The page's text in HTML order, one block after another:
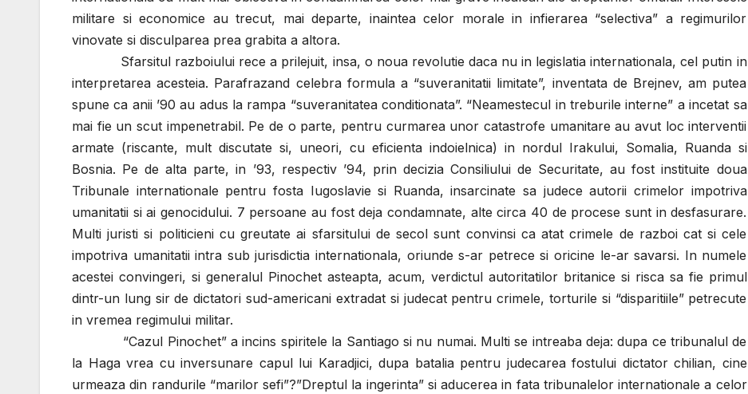
militare si economice au trecut, mai departe, inaintea celor morale in infierarea “selectiva” a regimurilor
vinovate si disculparea prea grabita a altora.
Sfarsitul razboiului rece a prilejuit, insa, o noua revolutie daca nu in legislatia internationala, cel putin in
interpretarea acesteia. Parafrazand celebra formula a “suveranitatii limitate”, inventata de Brejnev, am putea
spune ca anii ’90 au adus la rampa “suveranitatea conditionata”. “Neamestecul in treburile interne” a incetat sa
mai fie un scut impenetrabil. Pe de o parte, pentru curmarea unor catastrofe umanitare au avut loc interventii
armate (riscante, mult discutate si, uneori, cu eficienta indoielnica) in nordul Irakului, Somalia, Ruanda si
Bosnia. Pe de alta parte, in ’93, respectiv ’94, prin decizia Consiliului de Securitate, au fost instituite doua
Tribunale internationale pentru fosta Iugoslavie si Ruanda, insarcinate sa judece autorii crimelor impotriva
umanitatii si ai genocidului. 7 persoane au fost deja condamnate, alte circa 40 de procese sunt in desfasurare.
Multi juristi si politicieni cu greutate ai sfarsitului de secol sunt convinsi ca atat crimele de razboi cat si cele
impotriva umanitatii intra sub jurisdictia internationala, oriunde s-ar petrece si oricine le-ar savarsi. In numele
acestei convingeri, si generalul Pinochet asteapta, acum, verdictul autoritatilor britanice si risca sa fie primul
dintr-un lung sir de dictatori sud-americani extradat si judecat pentru crimele, torturile si “disparitiile” petrecute
in vremea regimului militar.
“Cazul Pinochet” a incins spiritele la Santiago si nu numai. Multi se intreaba deja: dupa ce tribunalul de
la Haga vrea cu inversunare capul lui Karadjici, dupa batalia pentru judecarea fostului dictator chilian, cine
urmeaza din randurile “marilor sefi”?”Dreptul la ingerinta” si aducerea in fata tribunalelor internationale a celor